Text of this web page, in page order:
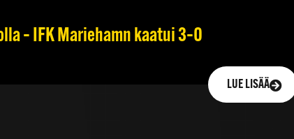
– IFK Mariehamn kaatui 3–0
LUE LISÄÄ